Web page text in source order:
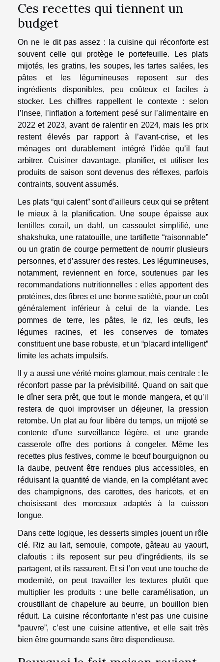
Ces recettes qui tiennent un
budget
On ne le dit pas assez : la cuisine qui réconforte est
souvent celle qui protège le portefeuille. Les plats
mijotés, les gratins, les soupes, les tartes salées, les
pâtes et les légumineuses reposent sur des
ingrédients disponibles, peu coûteux et faciles à
stocker. Les chiffres rappellent le contexte : selon
l’Insee, l’inflation a fortement pesé sur l’alimentaire en
2022 et 2023, avant de ralentir en 2024, mais les prix
restent élevés par rapport à l’avant-crise, et les
ménages ont durablement intégré l’idée qu’il faut
arbitrer. Cuisiner davantage, planifier, et utiliser les
produits de saison sont devenus des réflexes, parfois
contraints, souvent assumés.
Les plats “qui calent” sont d’ailleurs ceux qui se prêtent
le mieux à la planification. Une soupe épaisse aux
lentilles corail, un dahl, un cassoulet simplifié, une
shakshuka, une ratatouille, une tartiflette “raisonnable”
ou un gratin de courge permettent de nourrir plusieurs
personnes, et d’assurer des restes. Les légumineuses,
notamment, reviennent en force, soutenues par les
recommandations nutritionnelles : elles apportent des
protéines, des fibres et une bonne satiété, pour un coût
généralement inférieur à celui de la viande. Les
pommes de terre, les pâtes, le riz, les œufs, les
légumes racines, et les conserves de tomates
constituent une base robuste, et un “placard intelligent”
limite les achats impulsifs.
Il y a aussi une vérité moins glamour, mais centrale : le
réconfort passe par la prévisibilité. Quand on sait que
le dîner sera prêt, que tout le monde mangera, et qu’il
restera de quoi improviser un déjeuner, la pression
retombe. Un plat au four libère du temps, un mijoté se
contente d’une surveillance légère, et une grande
casserole offre des portions à congeler. Même les
recettes plus festives, comme le bœuf bourguignon ou
la daube, peuvent être rendues plus accessibles, en
réduisant la quantité de viande, en la complétant avec
des champignons, des carottes, des haricots, et en
choisissant des morceaux adaptés à la cuisson
longue.
Dans cette logique, les desserts simples jouent un rôle
clé. Riz au lait, semoule, compote, gâteau au yaourt,
clafoutis : ils reposent sur peu d’ingrédients, ils se
partagent, et ils rassurent. Et si l’on veut une touche de
modernité, on peut travailler les textures plutôt que
multiplier les produits : une belle caramélisation, un
croustillant de chapelure au beurre, un bouillon bien
réduit. La cuisine réconfortante n’est pas une cuisine
“pauvre”, c’est une cuisine attentive, et elle sait très
bien être gourmande sans être dispendieuse.